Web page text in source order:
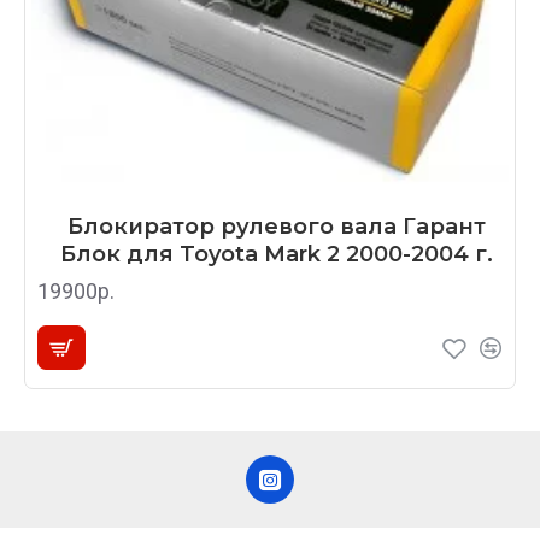
Блокиратор рулевого вала Гарант
Блок для Toyota Mark 2 2000-2004 г.
19900р.